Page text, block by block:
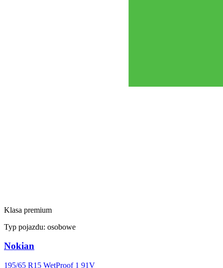
Klasa premium
Typ pojazdu: osobowe
Nokian
195/65 R15 WetProof 1 91V